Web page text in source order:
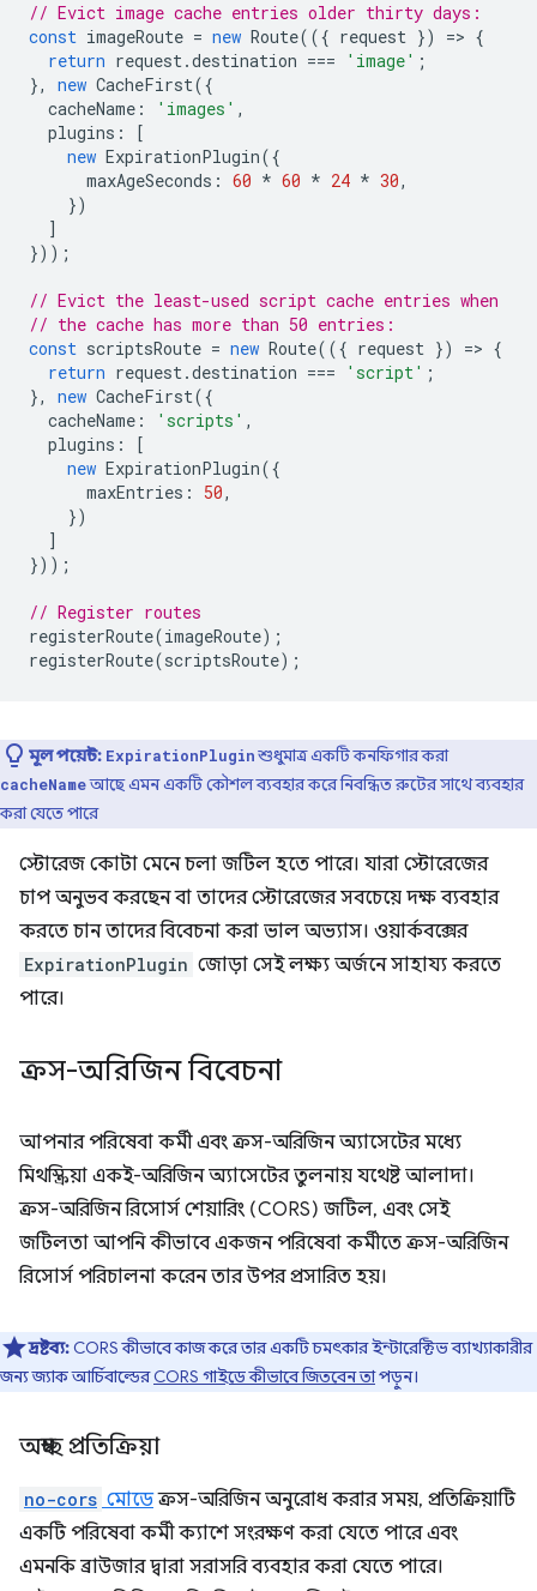
// Evict image cache entries older thirty days:
const imageRoute = new Route(({ request }) => {
return request.destination === 'image' ;
},
new CacheFirst({
cacheName : 'images' ,
plugins :
[
new ExpirationPlugin({
maxAgeSeconds : 60 * 60 * 24 * 30,
})
]
}));
// Evict the least-used script cache entries when
// the cache has more than 50 entries:
const scriptsRoute = new Route(({ request }) => {
return request.destination === 'script' ;
},
new CacheFirst({
cacheName : 'scripts' ,
plugins :
[
new ExpirationPlugin({
maxEntries : 50,
})
]
}));
// Register routes
registerRoute(imageRoute);
registerRoute(scriptsRoute);
মূল পয়েন্ট: ExpirationPluginশুধুমাত্র একটি কনফিগার করা
cacheNameআছে এমন একটি কৌশল ব্যবহার করে নিবন্ধিত রুটের সাথে ব্যবহার
করা যেতে পারে
স্টোরেজ কোটা মেনে চলা জটিল হতে পারে। যারা স্টোরেজের
চাপ অনুভব করছেন বা তাদের স্টোরেজের সবচেয়ে দক্ষ ব্যবহার
করতে চান তাদের বিবেচনা করা ভাল অভ্যাস। ওয়ার্কবক্সের
ExpirationPlugin জোড়া সেই লক্ষ্য অর্জনে সাহায্য করতে
পারে।
ক্রস-অরিজিন বিবেচনা
আপনার পরিষেবা কর্মী এবং ক্রস-অরিজিন অ্যাসেটের মধ্যে
মিথস্ক্রিয়া একই-অরিজিন অ্যাসেটের তুলনায় যথেষ্ট আলাদা।
ক্রস-অরিজিন রিসোর্স শেয়ারিং (CORS) জটিল, এবং সেই
জটিলতা আপনি কীভাবে একজন পরিষেবা কর্মীতে ক্রস-অরিজিন
রিসোর্স পরিচালনা করেন তার উপর প্রসারিত হয়।
দ্রষ্টব্য: CORS কীভাবে কাজ করে তার একটি চমৎকার ইন্টারেক্টিভ ব্যাখ্যাকারীর
জন্য জ্যাক আর্চিবাল্ডেরCORS গাইডে কীভাবে জিতবেন তাপড়ুন।
অস্বচ্ছ প্রতিক্রিয়া
no-cors মোডেক্রস-অরিজিন অনুরোধ করার সময়, প্রতিক্রিয়াটি
একটি পরিষেবা কর্মী ক্যাশে সংরক্ষণ করা যেতে পারে এবং
এমনকি ব্রাউজার দ্বারা সরাসরি ব্যবহার করা যেতে পারে।